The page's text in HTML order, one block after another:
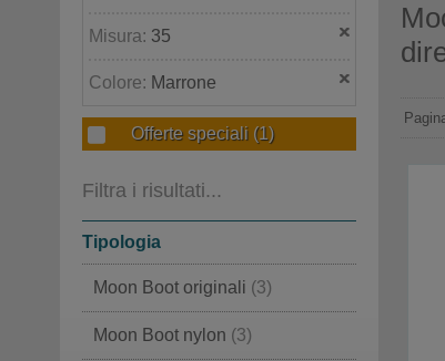
Misura: 35
Colore: Marrone
Offerte speciali (1)
Filtra i risultati...
Tipologia
Moon Boot originali (3)
Moon Boot nylon (3)